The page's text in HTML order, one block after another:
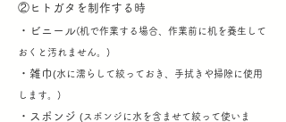
②ヒトガタを制作する時
・ビニール(机で作業する場合、作業前に机を養生して
おくと汚れません。)
・雑巾(水に濡らして絞っておき、手拭きや掃除に使用
します。)
・スポンジ (スポンジに水を含ませて絞って使いま